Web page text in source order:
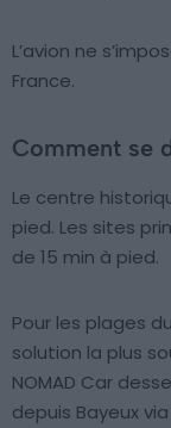
L’avion ne
France.
Comment se
Le centre
pied. Les sites
de 15 min à pied.
Pour les plages
solution la plus
NOMAD Car
depuis Bayeux